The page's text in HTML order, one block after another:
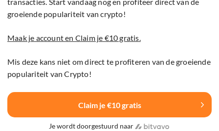
transacties. Start vandaag nog en profiteer direct van de
groeiende populariteit van crypto!
Maak je account en Claim je €10 gratis.
Mis deze kans niet om direct te profiteren van de groeiende
populariteit van Crypto!
Claim je €10 gratis
Je wordt doorgestuurd naar